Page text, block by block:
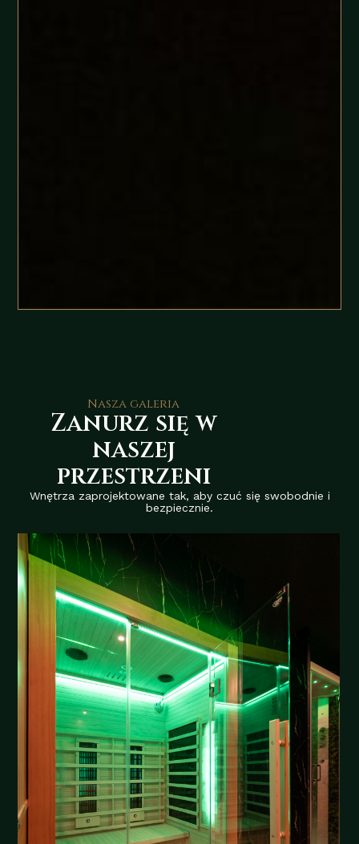
Nasza galeria
Zanurz się w
naszej
przestrzeni
Wnętrza zaprojektowane tak, aby czuć się swobodnie i
bezpiecznie.